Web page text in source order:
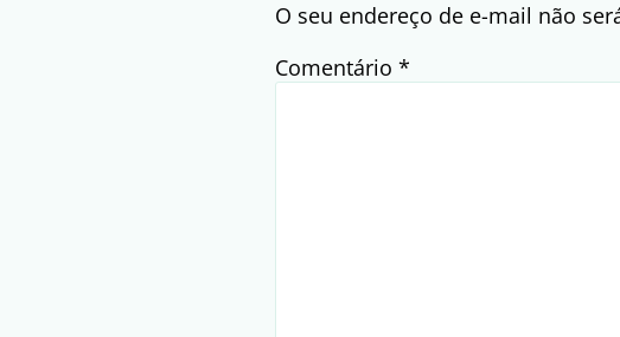
O seu endereço de e-mail não
Comentário *